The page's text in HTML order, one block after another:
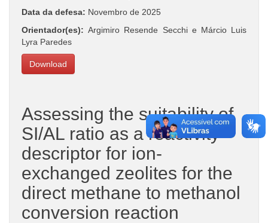
Data da defesa: Novembro de 2025
Orientador(es): Argimiro Resende Secchi e Márcio Luis
Lyra Paredes
Download
Assessing the suitability of
SI/AL ratio as a reactivity
descriptor for ion-
exchanged zeolites for the
direct methane to methanol
conversion reaction